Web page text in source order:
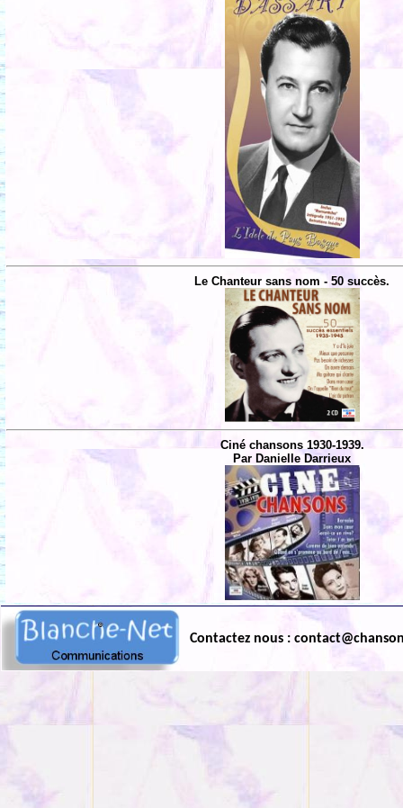
Le Chanteur sans nom - 50 succès.
Ciné chansons 1930-1939.
Par Danielle Darrieux
Contactez nous :